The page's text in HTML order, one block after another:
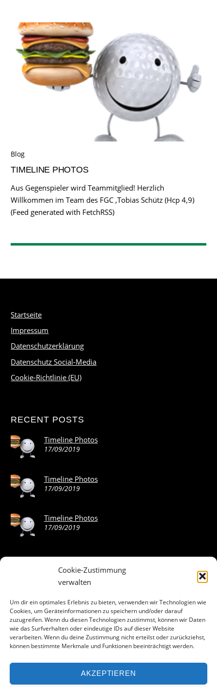
Cookie-Zustimmung
verwalten
Um dir ein optimales Erlebnis zu bieten, verwenden wir Technologien wie
Cookies, um Geräteinformationen zu speichern und/oder darauf
zuzugreifen. Wenn du diesen Technologien zustimmst, können wir Daten
wie das Surfverhalten oder eindeutige IDs auf dieser Website
verarbeiten. Wenn du deine Zustimmung nicht erteilst oder zurückziehst,
können bestimmte Merkmale und Funktionen beeinträchtigt werden.
AKZEPTIEREN
Blog
TIMELINE PHOTOS
Aus Gegenspieler wird Teammitglied! Herzlich
Willkommen im Team des FGC ,Tobias Schütz (Hcp 4,9)
(Feed generated with FetchRSS)
Startseite
Impressum
Datenschutzerklärung
Datenschutz Social-Media
Cookie-Richtlinie (EU)
RECENT POSTS
Timeline Photos
17/09/2019
Timeline Photos
17/09/2019
Timeline Photos
17/09/2019
ABOUT THE LANDING THEME…
The Landing theme is a one-page design WordPress theme
that’s focused on getting your audience to follow-through
with your call-to-action. Built to work seamlessly with our
drag & drop Builder plugin, it gives you the ability to
customize the look and feel of your content.